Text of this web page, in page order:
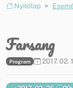
Nyitólap
Farsang
Program 2017. 02.